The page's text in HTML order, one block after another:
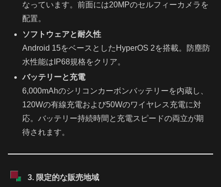
なっています。前面には20MPのセルフィーカメラを
配置。
ソフトウェアと耐久性
Android 15をベースとしたHyperOS 2を搭載。防塵防
水性能はIP68規格をクリア。
バッテリーと充電
6,000mAhのシリコンカーボンバッテリーを内蔵し、
120Wの有線充電および50Wのワイヤレス充電に対
応。バッテリー持続時間と充電スピードの両立が期
待されます。
3. 限定的な販売地域